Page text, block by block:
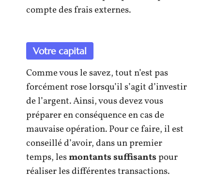
compte des frais externes.
Votre capital
Comme vous le savez, tout n’est pas
forcément rose lorsqu’il s’agit d’investir
de l’argent. Ainsi, vous devez vous
préparer en conséquence en cas de
mauvaise opération. Pour ce faire, il est
conseillé d’avoir, dans un premier
temps, lesmontants suffisantspour
réaliser les différentes transactions.